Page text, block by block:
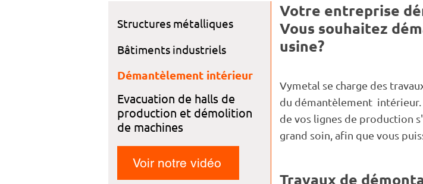
Structures métalliques
Bâtiments industriels
Démantèlement intérieur
Evacuation de halls de
production et démolition
de machines
Voir notre vidéo
Votre entreprise
Vous souhaitez
usine?
Vymetal se charge des
du démantèlement
de vos lignes de production
grand soin, afin que vous
Travaux de